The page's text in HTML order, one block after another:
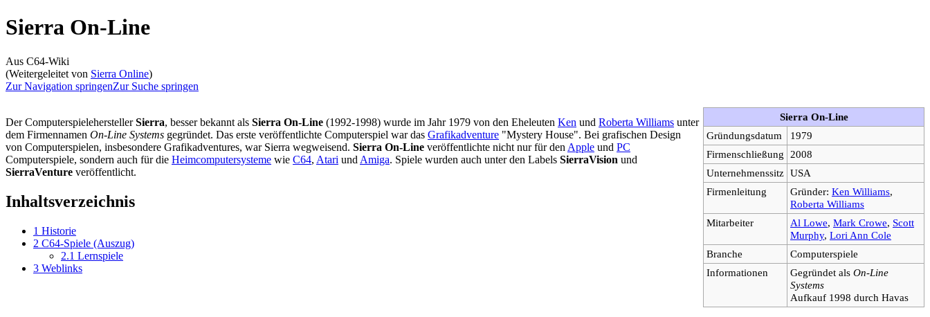
Sierra On-Line
Aus C64-Wiki
(Weitergeleitet von Sierra Online)
Zur Navigation springenZur Suche springen
Sierra On-Line
Gründungsdatum
1979
Firmenschließung
2008
Unternehmenssitz USA
Firmenleitung
Gründer: Ken Williams,
Roberta Williams
Mitarbeiter
Al Lowe, Mark Crowe, Scott
Murphy, Lori Ann Cole
Branche
Computerspiele
Informationen
Gegründet als On-Line
Systems
Aufkauf 1998 durch Havas
Der ComputerspieleherstellerSierra, besser bekannt als Sierra On-Line (1992-1998) wurde im Jahr 1979 von den Eheleuten Ken und Roberta Williams unter
dem Firmennamen On-Line Systems gegründet. Das erste veröffentlichte Computerspiel war das Grafikadventure "Mystery House". Bei grafischen Design
von Computerspielen, insbesondere Grafikadventures, war Sierra wegweisend. Sierra On-Line veröffentlichte nicht nur für den Apple und PC
Computerspiele, sondern auch für die Heimcomputersysteme wie C64, Atari und Amiga. Spiele wurden auch unter den Labels SierraVision und
SierraVenture veröffentlicht.
Inhaltsverzeichnis
1 Historie
2 C64-Spiele (Auszug)
2.1 Lernspiele
3 Weblinks